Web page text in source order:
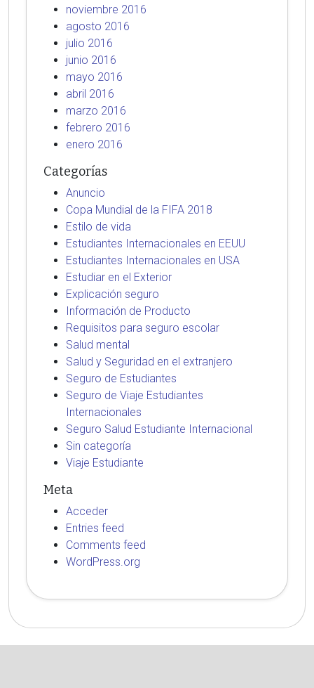
noviembre 2016
agosto 2016
julio 2016
junio 2016
mayo 2016
abril 2016
marzo 2016
febrero 2016
enero 2016
Categorías
Anuncio
Copa Mundial de la FIFA 2018
Estilo de vida
Estudiantes Internacionales en EEUU
Estudiantes Internacionales en USA
Estudiar en el Exterior
Explicación seguro
Información de Producto
Requisitos para seguro escolar
Salud mental
Salud y Seguridad en el extranjero
Seguro de Estudiantes
Seguro de Viaje Estudiantes
Internacionales
Seguro Salud Estudiante Internacional
Sin categoría
Viaje Estudiante
Meta
Acceder
Entries feed
Comments feed
WordPress.org